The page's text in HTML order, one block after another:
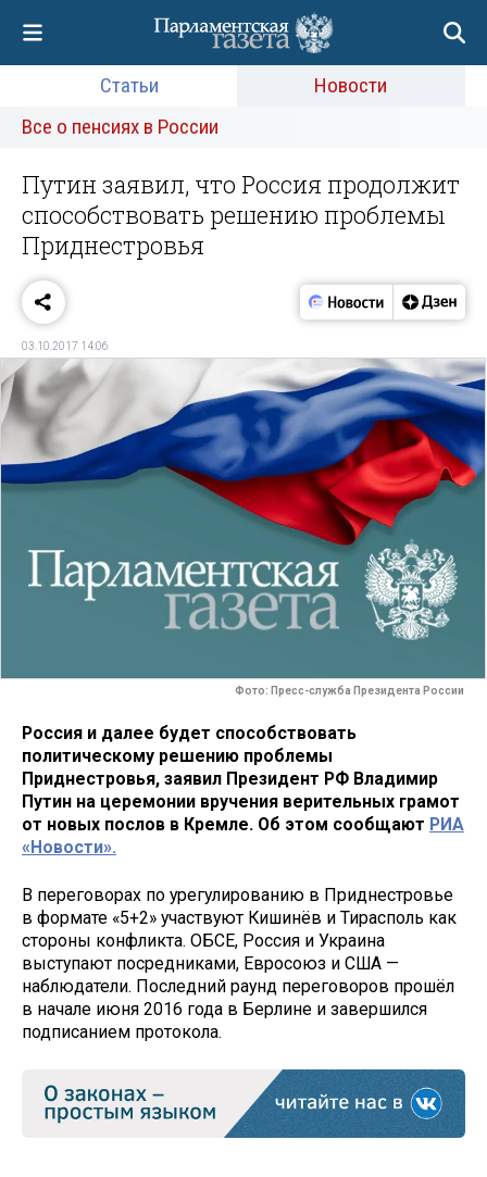
Статьи
Новости
Все о пенсиях в России
Путин заявил, что Россия продолжит
способствовать решению проблемы
Приднестровья
03.10.2017 14:06
Фото: Пресс-служба Президента России
Россия и далее будет способствовать
политическому решению проблемы
Приднестровья, заявил Президент РФ Владимир
Путин на церемонии вручения верительных грамот
от новых послов в Кремле. Об этом сообщают РИА
«Новости».
В переговорах по урегулированию в Приднестровье
в формате «5+2» участвуют Кишинёв и Тирасполь как
стороны конфликта. ОБСЕ, Россия и Украина
выступают посредниками, Евросоюз и США —
наблюдатели. Последний раунд переговоров прошёл
в начале июня 2016 года в Берлине и завершился
подписанием протокола.